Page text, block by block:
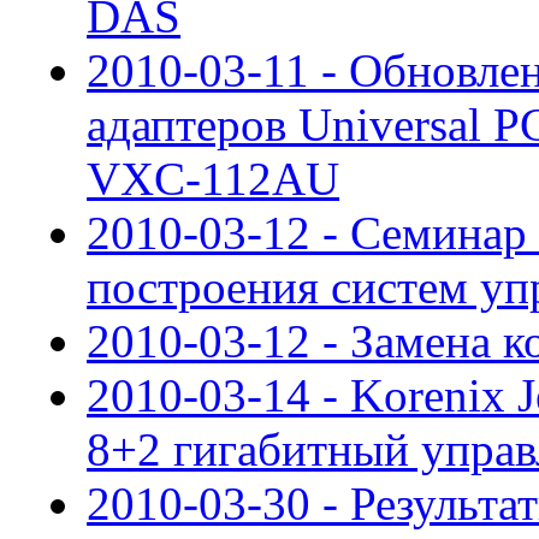
DAS
2010-03-11 -
адаптеров Universal
VXC-112AU
2010-03-12 - Семинар
построения систем
2010-03-12 - Замена
2010-03-14 - Korenix
8+2 гигабитный
2010-03-30 -